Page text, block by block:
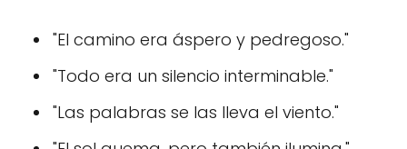
"El camino era áspero y pedregoso."
"Todo era un silencio interminable."
"Las palabras se las lleva el viento."